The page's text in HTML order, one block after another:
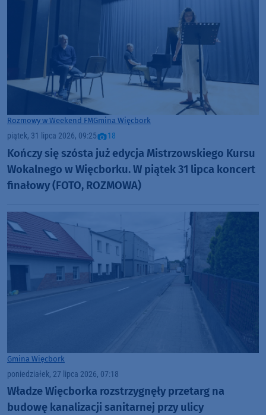
Rozmowy w Weekend FMGmina Więcbork
piątek, 31 lipca 2026, 09:25 18
Kończy się szósta już edycja Mistrzowskiego Kursu
Wokalnego w Więcborku. W piątek 31 lipca koncert
finałowy (FOTO, ROZMOWA)
Gmina Więcbork
poniedziałek, 27 lipca 2026, 07:18
Władze Więcborka rozstrzygnęły przetarg na
budowę kanalizacji sanitarnej przy ulicy